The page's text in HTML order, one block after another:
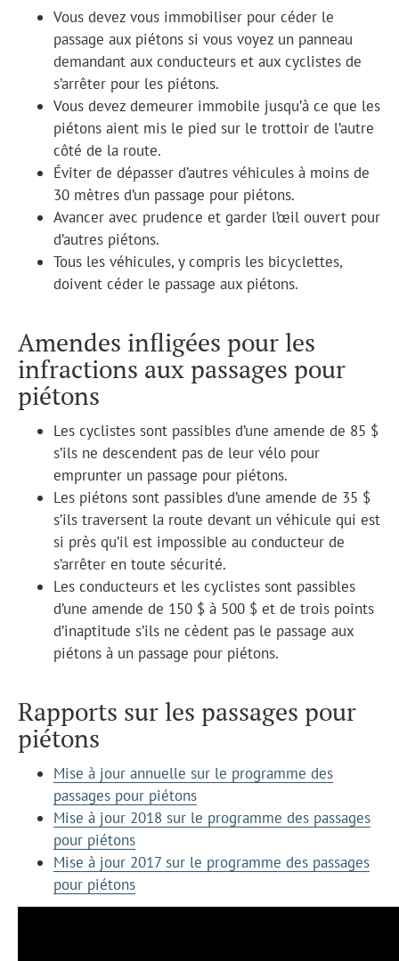
Vous devez vous immobiliser pour céder le
passage aux piétons si vous voyez un panneau
demandant aux conducteurs et aux cyclistes de
s’arrêter pour les piétons.
Vous devez demeurer immobile jusqu’à ce que les
piétons aient mis le pied sur le trottoir de l’autre
côté de la route.
Éviter de dépasser d’autres véhicules à moins de
30 mètres d’un passage pour piétons.
Avancer avec prudence et garder l’œil ouvert pour
d’autres piétons.
Tous les véhicules, y compris les bicyclettes,
doivent céder le passage aux piétons.
Amendes infligées pour les
infractions aux passages pour
piétons
Les cyclistes sont passibles d’une amende de 85 $
s’ils ne descendent pas de leur vélo pour
emprunter un passage pour piétons.
Les piétons sont passibles d’une amende de 35 $
s’ils traversent la route devant un véhicule qui est
si près qu’il est impossible au conducteur de
s’arrêter en toute sécurité.
Les conducteurs et les cyclistes sont passibles
d’une amende de 150 $ à 500 $ et de trois points
d’inaptitude s’ils ne cèdent pas le passage aux
piétons à un passage pour piétons.
Rapports sur les passages pour
piétons
Mise à jour annuelle sur le programme des
passages pour piétons
Mise à jour 2018 sur le programme des passages
pour piétons
Mise à jour 2017 sur le programme des passages
pour piétons